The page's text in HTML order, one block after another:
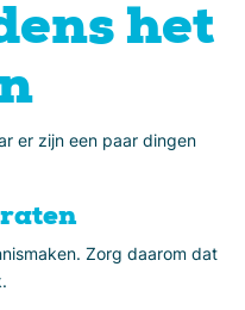
het
er zijn een paar dingen
Zorg daarom dat